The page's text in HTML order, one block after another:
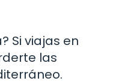
Si viajas en
las